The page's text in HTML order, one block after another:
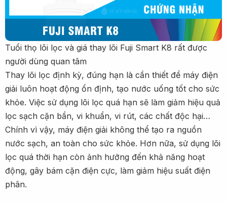
Tuổi thọ lõi lọc và giá thay lõi Fuji Smart K8 rất được
người dùng quan tâm
Thay lõi lọc định kỳ, đúng hạn là cần thiết để máy điện
giải luôn hoạt động ổn định, tạo nước uống tốt cho sức
khỏe. Việc sử dụng lõi lọc quá hạn sẽ làm giảm hiệu quả
lọc sạch cặn bẩn, vi khuẩn, vi rút, các chất độc hại…
Chính vì vậy, máy điện giải không thể tạo ra nguồn
nước sạch, an toàn cho sức khỏe. Hơn nữa, sử dụng lõi
lọc quá thời hạn còn ảnh hưởng đến khả năng hoạt
động, gây bám cặn điện cực, làm giảm hiệu suất điện
phân.